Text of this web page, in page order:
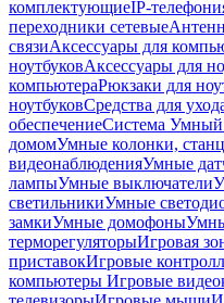
комплектующиеIP-
переходники сетевые
связиАксессуары для
ноутбуковАксессуары для
компьютераРюкзаки для
ноутбуковСредства для
обеспечениеСистема
домомУмные колонки,
видеонаблюденияУмные
лампыУмные выключатели
светильникиУмные
замкиУмные домофоны
терморегуляторыИгровая
приставокИгровые
компьютеры Игровые